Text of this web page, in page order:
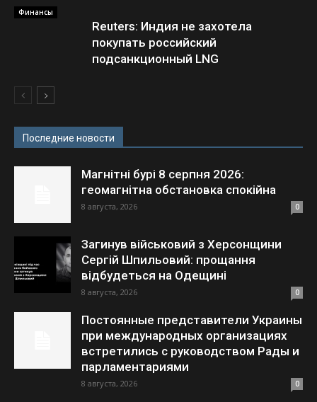
Финансы
Reuters: Индия не захотела
покупать российский
подсанкционный LNG
Последние новости
Магнітні бурі 8 серпня 2026:
геомагнітна обстановка спокійна
8 августа, 2026 0
Загинув військовий з Херсонщини
Сергій Шпильовий: прощання
відбудеться на Одещині
8 августа, 2026 0
Постоянные представители Украины
при международных организациях
встретились с руководством Рады и
парламентариями
8 августа, 2026 0